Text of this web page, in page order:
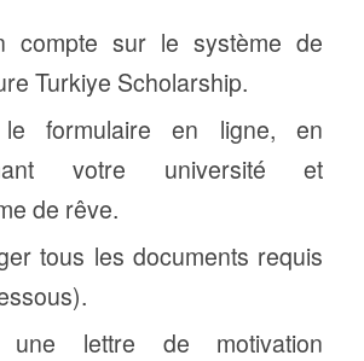
compte sur le système de
Turkiye Scholarship.
le formulaire en ligne, en
votre université et
de rêve.
tous les documents requis
une lettre de motivation